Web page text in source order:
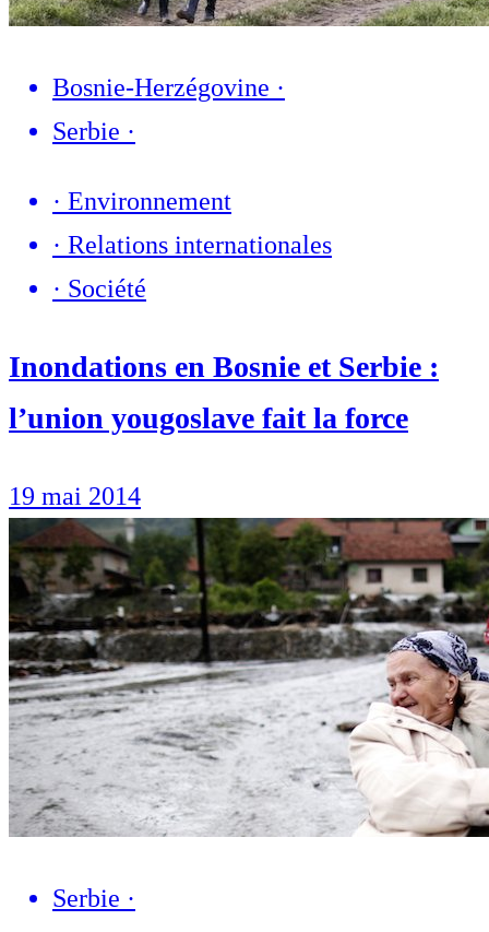
Bosnie-Herzégovine ·
Serbie ·
· Environnement
· Relations internationales
· Société
Inondations en Bosnie et Serbie :
l’union yougoslave fait la force
19 mai 2014
Serbie ·